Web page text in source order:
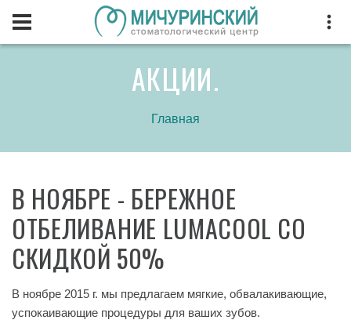
АКЦИИ.
Главная
В НОЯБРЕ - БЕРЕЖНОЕ
ОТБЕЛИВАНИЕ LUMACOOL СО
СКИДКОЙ 50%
В ноябре 2015 г. мы предлагаем мягкие, обвалакивающие,
успокаивающие процедуры для ваших зубов.